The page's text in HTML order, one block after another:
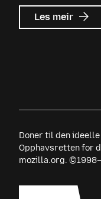
Les meir om
Doner til den
Opphavsretten for
mozilla.org.